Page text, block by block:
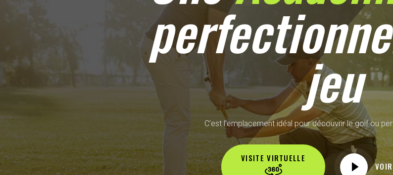
jeu
C’est l'emplacement idéal pour découvrir le golf ou
VISITE VIRTUELLE